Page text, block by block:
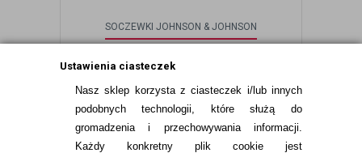
Ustawienia ciasteczek
Nasz sklep korzysta z ciasteczek i/lub innych
podobnych technologii, które służą do
gromadzenia i przechowywania informacji.
Każdy konkretny plik cookie jest
SOCZEWKI JOHNSON & JOHNSON
od 71,99 pln